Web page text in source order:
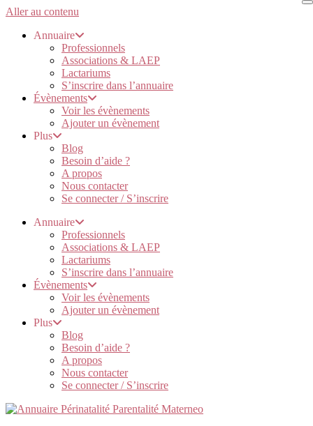
Aller au contenu
Annuaire
Professionnels
Associations & LAEP
Lactariums
S’inscrire dans l’annuaire
Évènements
Voir les évènements
Ajouter un évènement
Plus
Blog
Besoin d’aide ?
A propos
Nous contacter
Se connecter / S’inscrire
Annuaire
Professionnels
Associations & LAEP
Lactariums
S’inscrire dans l’annuaire
Évènements
Voir les évènements
Ajouter un évènement
Plus
Blog
Besoin d’aide ?
A propos
Nous contacter
Se connecter / S’inscrire